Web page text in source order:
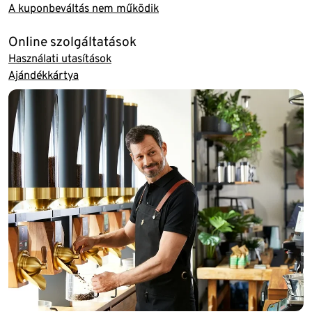
A kuponbeváltás nem működik
Online szolgáltatások
Használati utasítások
Ajándékkártya